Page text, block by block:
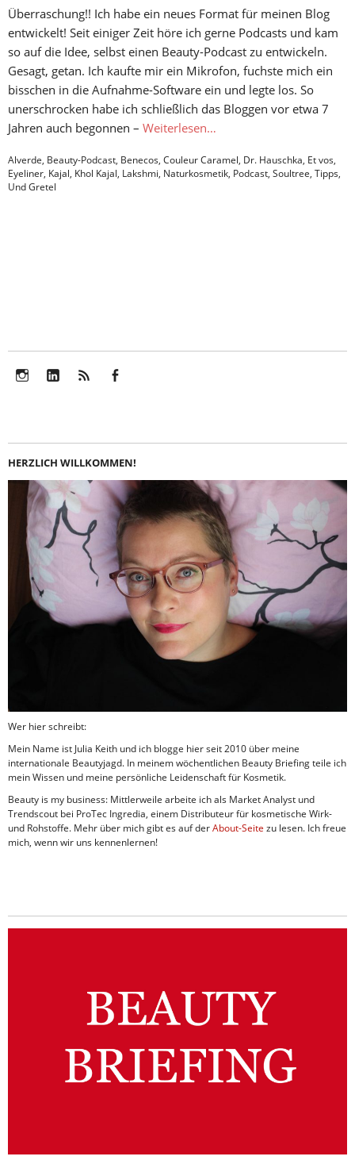
Überraschung!! Ich habe ein neues Format für meinen Blog
entwickelt! Seit einiger Zeit höre ich gerne Podcasts und kam
so auf die Idee, selbst einen Beauty-Podcast zu entwickeln.
Gesagt, getan. Ich kaufte mir ein Mikrofon, fuchste mich ein
bisschen in die Aufnahme-Software ein und legte los. So
unerschrocken habe ich schließlich das Bloggen vor etwa 7
Jahren auch begonnen – Weiterlesen…
Alverde, Beauty-Podcast, Benecos, Couleur Caramel, Dr. Hauschka, Et vos,
Eyeliner, Kajal, Khol Kajal, Lakshmi, Naturkosmetik, Podcast, Soultree, Tipps,
Und Gretel
HERZLICH WILLKOMMEN!
Wer hier schreibt:
Mein Name ist Julia Keith und ich blogge hier seit 2010 über meine
internationale Beautyjagd. In meinem wöchentlichen Beauty Briefing teile ich
mein Wissen und meine persönliche Leidenschaft für Kosmetik.
Beauty is my business: Mittlerweile arbeite ich als Market Analyst und
Trendscout bei ProTec Ingredia, einem Distributeur für kosmetische Wirk-
und Rohstoffe. Mehr über mich gibt es auf derAbout-Seite zu lesen. Ich freue
mich, wenn wir uns kennenlernen!